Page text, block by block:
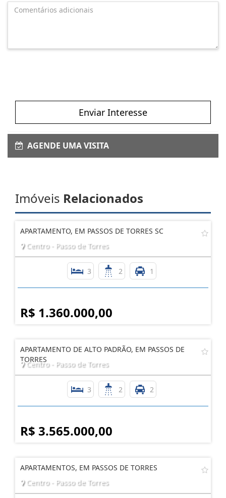
Enviar Interesse
AGENDE UMA VISITA
Imóveis Relacionados
APARTAMENTO, EM PASSOS DE TORRES SC
Centro - Passo de Torres
3 2 1
R$ 1.360.000,00
APARTAMENTO DE ALTO PADRÃO, EM PASSOS DE
TORRES
Centro - Passo de Torres
3 2 2
R$ 3.565.000,00
APARTAMENTOS, EM PASSOS DE TORRES
Centro - Passo de Torres